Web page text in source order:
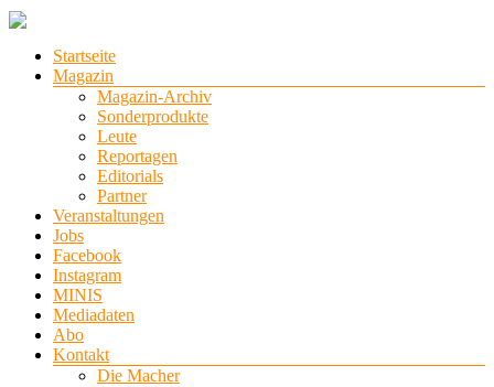
Zum
springen
stadtlichter
Lüneburg,
Winsen
Menü
Startseite
Magazin
Magazin-Archiv
Sonderprodukte
Leute
Reportagen
Editorials
Partner
Veranstaltungen
Jobs
Facebook
Instagram
MINIS
Mediadaten
Abo
Kontakt
Die Macher